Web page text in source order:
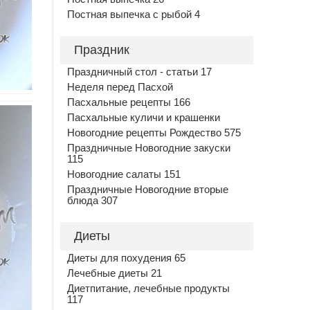
Постная выпечка с рыбой 4
Праздник
Праздничный стол - статьи 17
Неделя перед Пасхой
Пасхальные рецепты 166
Пасхальные куличи и крашенки
Новогодние рецепты Рождество 575
Праздничные Новогодние закуски
115
Новогодние салаты 151
Праздничные Новогодние вторые
блюда 307
Диеты
Диеты для похудения 65
Лечебные диеты 21
Диетпитание, лечебные продукты
117